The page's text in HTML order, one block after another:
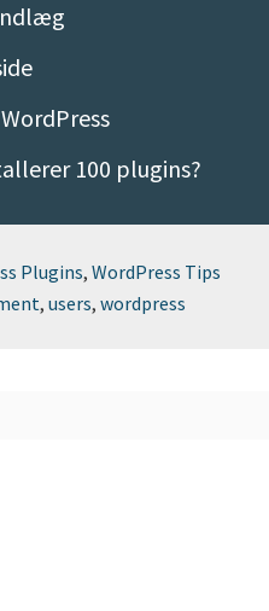
100 plugins?
Plugins, WordPress Tips
, users, wordpress